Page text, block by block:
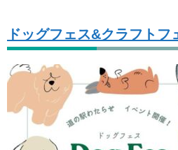
ドッグフェス&クラフトフ